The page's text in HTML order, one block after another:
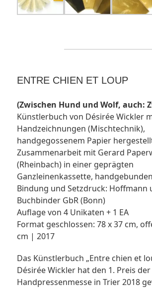
ENTRE CHIEN ET LOUP
(Zwischen Hund und Wolf, auch:
Künstlerbuch von Désirée Wickler
Handzeichnungen (Mischtechnik),
handgegossenem Papier
Zusammenarbeit mit Gerard
(Rheinbach) in einer geprägten
Ganzleinenkassette,
Bindung und Setzdruck: Hoffmann
Buchbinder GbR (Bonn)
Auflage von 4 Unikaten + 1 EA
Format geschlossen: 78 x 37 cm,
cm | 2017
Das Künstlerbuch „Entre chien et
Désirée Wickler hat den 1. Preis der
Handpressenmesse in Trier 2018